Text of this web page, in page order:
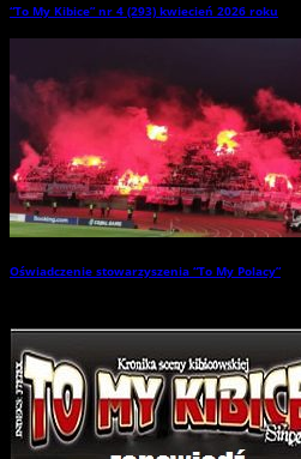
“To My Kibice” nr 4 (293) kwiecień 2026 roku
Oświadczenie stowarzyszenia “To My Polacy”→